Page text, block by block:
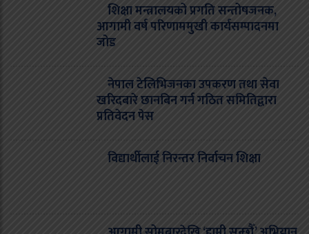
शिक्षा मन्त्रालयको प्रगति सन्तोषजनक,
आगामी वर्ष परिणाममुखी कार्यसम्पादनमा
जोड
नेपाल टेलिभिजनका उपकरण तथा सेवा
खरिदबारे छानबिन गर्न गठित समितिद्वारा
प्रतिवेदन पेस
विद्यार्थीलाई निरन्तर निर्वाचन शिक्षा